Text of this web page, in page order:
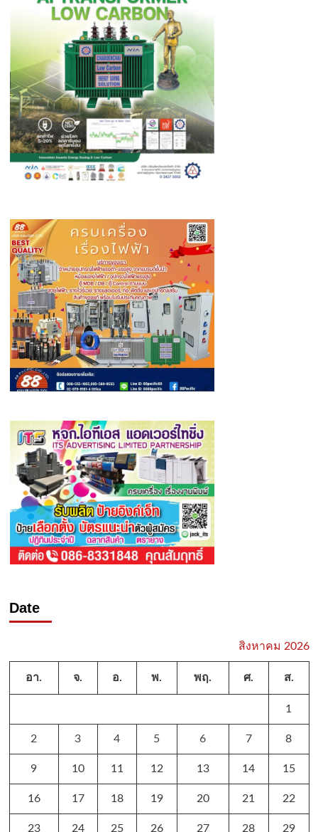
Date
สิงหาคม 2026
อา. จ. อ. พ. พฤ. ศ. ส.
1
2 3 4 5 6 7 8
9 10 11 12 13 14 15
16 17 18 19 20 21 22
23 24 25 26 27 28 29